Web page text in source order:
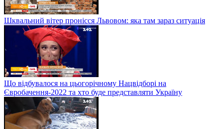
Шквальний вітер пронісся Львовом: яка там зараз ситуація
Що відбувалося на цьогорічному Нацвідборі на
Євробачення-2022 та хто буде представляти Україну